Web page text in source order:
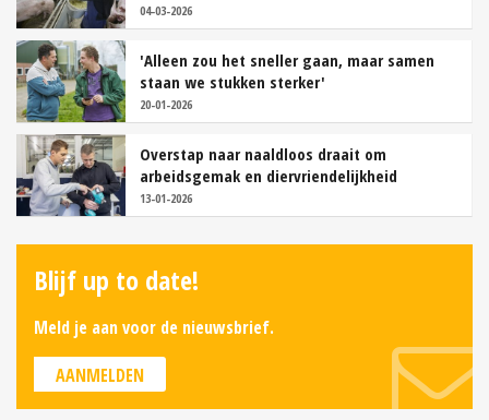
04-03-2026
'Alleen zou het sneller gaan, maar samen
staan we stukken sterker'
20-01-2026
Overstap naar naaldloos draait om
arbeidsgemak en diervriendelijkheid
13-01-2026
Blijf up to date!
Meld je aan voor de nieuwsbrief.
AANMELDEN